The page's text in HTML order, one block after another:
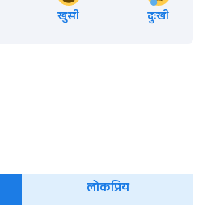
खुसी दुःखी
लोकप्रिय